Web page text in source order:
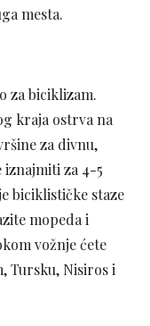
mesta.
za biciklizam.
kraja ostrva na
za divnu,
za 4-5
biciklističke staze
mopeda i
vožnje ćete
Tursku, Nisiros i